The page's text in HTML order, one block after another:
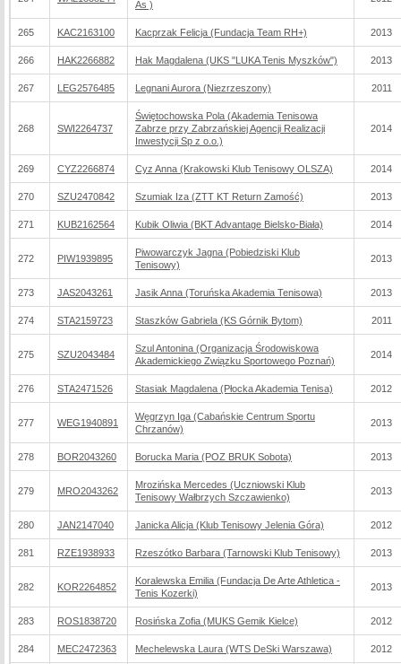
As )
265 KAC2163100 Kacprzak Felicja (Fundacja Team RH+) 2013
266 HAK2266882 Hak Magdalena (UKS "LUKA Tenis Myszków") 2013
267 LEG2576485 Legnani Aurora (Niezrzeszony) 2011
268 SWI2264737
Świętochowska Pola (Akademia Tenisowa
Zabrze przy Zabrzańskiej Agencji Realizacji
Inwestycji Sp z o.o.)
2014
269 CYZ2266874 Cyz Anna (Krakowski Klub Tenisowy OLSZA) 2014
270 SZU2470842 Szumiak Iza (ZTT KT Return Zamość) 2013
271 KUB2162564 Kubik Oliwia (BKT Advantage Bielsko-Biała) 2014
272 PIW1939895
Piwowarczyk Jagna (Pobiedziski Klub
Tenisowy)
2013
273 JAS2043261 Jasik Anna (Toruńska Akademia Tenisowa) 2013
274 STA2159723 Staszków Gabriela (KS Górnik Bytom) 2011
275 SZU2043484
Szul Antonina (Organizacja Środowiskowa
Akademickiego Związku Sportowego Poznań)
2014
276 STA2471526 Stasiak Magdalena (Płocka Akademia Tenisa) 2012
277 WEG1940891
Węgrzyn Iga (Cabańskie Centrum Sportu
Chrzanów)
2013
278 BOR2043260 Borucka Maria (POZ BRUK Sobota) 2013
279 MRO2043262
Mrozińska Mercedes (Uczniowski Klub
Tenisowy Wałbrzych Szczawienko)
2013
280 JAN2147040 Janicka Alicja (Klub Tenisowy Jelenia Góra) 2012
281 RZE1938933 Rzeszótko Barbara (Tarnowski Klub Tenisowy) 2013
282 KOR2264852
Koralewska Emilia (Fundacja De Arte Athletica -
Tenis Kozerki)
2013
283 ROS1838720 Rosińska Zofia (MUKS Gemik Kielce) 2012
284 MEC2472363 Mechelewska Laura (WTS DeSki Warszawa) 2012